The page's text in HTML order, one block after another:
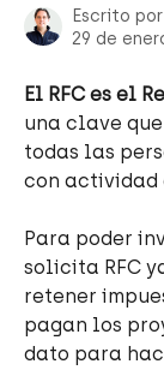
Escrito por
29 de
El RFC es el
una clave
todas las
con actividad
Para poder
solicita RFC
retener
pagan los
dato para